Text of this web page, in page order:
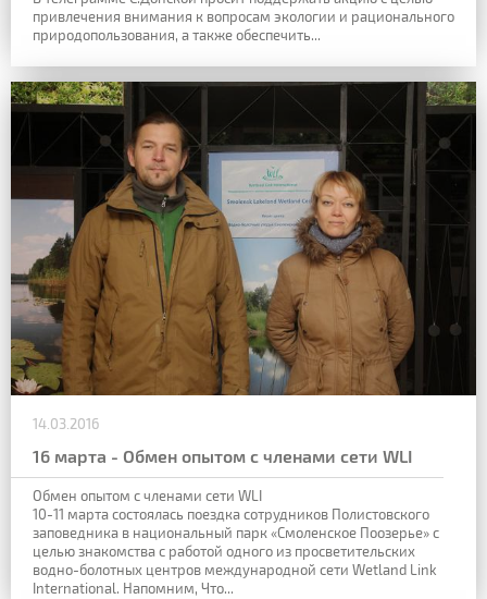
привлечения внимания к вопросам экологии и рационального
природопользования, а также обеспечить...
14.03.2016
16 марта - Обмен опытом с членами сети WLI
Обмен опытом с членами сети WLI
10-11 марта состоялась поездка сотрудников Полистовского
заповедника в национальный парк «Смоленское Поозерье» с
целью знакомства с работой одного из просветительских
водно-болотных центров международной сети Wetland Link
International. Напомним, Что...